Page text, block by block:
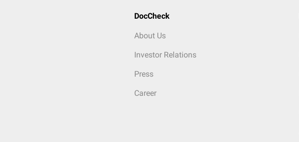
DocCheck
About Us
Investor Relations
Press
Career